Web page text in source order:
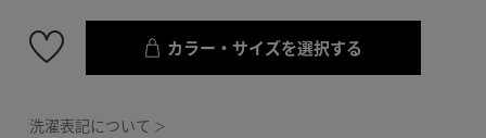
カラー・サイズを選択する
洗濯表記について ＞